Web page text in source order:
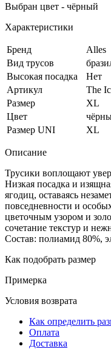
Выбран цвет - чёрный
Характеристики
Бренд
Alles
Вид трусов
Высокая посадка
Нет
Артикул
The
Размер
XL
Цвет
Размер UNI
XL
Описание
Трусики воплощают
Низкая посадка и
ягодиц, оставаясь
повседневности и
цветочным узором и
сочетание текстур и
Cостав: полиамид 80%,
Как подобрать размер
Примерка
Условия возврата
Как определить
Оплата
Доставка